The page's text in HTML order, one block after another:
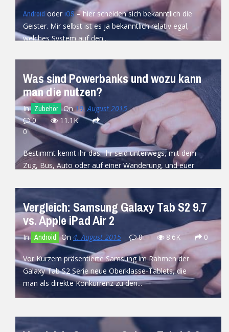
Android oder iOS– hier scheiden sich bekanntlich die
Geister. Mir selbst ist es ja bekanntlich relativ egal,
welches System auf den...
Was sind Powerbanks und wozu kann
man die nutzen?
In Zubehör On19. August 2015
0
11.1K
0
Bestimmt kennt ihr das: Ihr seid unterwegs, mit dem
Zug, Bus, Auto oder auf einer Wanderung, und euer
Vergleich: Samsung Galaxy Tab S2 9.7
vs. Apple iPad Air 2
In Android On 4. August 2015 0 8.6K 0
Vor Kurzem präsentierte Samsung im Rahmen der
Galaxy Tab S2 Serie neue Oberklasse-Tablets, die
man als direkte Konkurrenz zu den...
READ MORE